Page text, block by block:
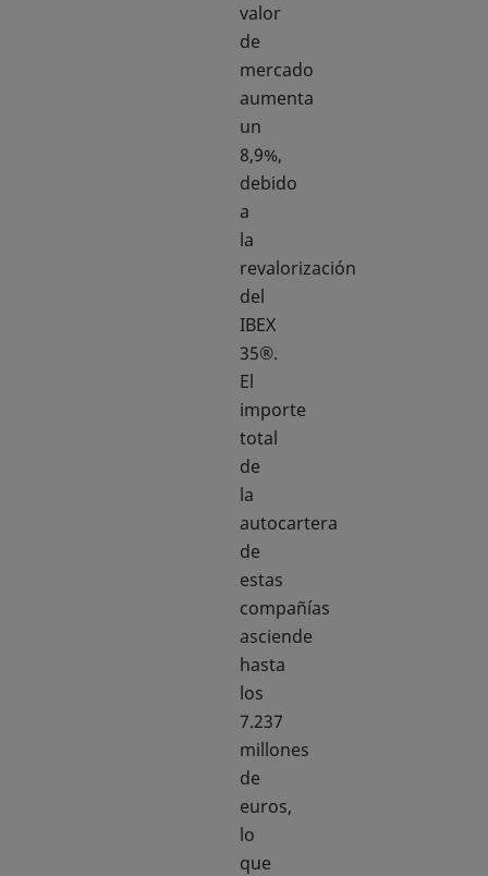
valor
de
mercado
aumenta
un
8,9%,
debido
a
la
revalorización
del
IBEX
35®.
El
importe
total
de
la
autocartera
de
estas
compañías
asciende
hasta
los
7.237
millones
de
euros,
lo
que